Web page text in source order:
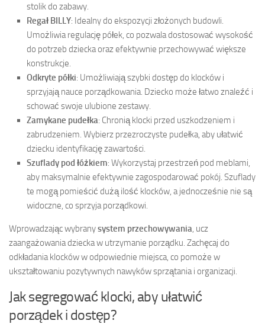
stolik do zabawy.
Regał BILLY: Idealny do ekspozycji złożonych budowli.
Umożliwia regulację półek, co pozwala dostosować wysokość
do potrzeb dziecka oraz efektywnie przechowywać większe
konstrukcje.
Odkryte półki: Umożliwiają szybki dostęp do klocków i
sprzyjają nauce porządkowania. Dziecko może łatwo znaleźć i
schować swoje ulubione zestawy.
Zamykane pudełka: Chronią klocki przed uszkodzeniem i
zabrudzeniem. Wybierz przezroczyste pudełka, aby ułatwić
dziecku identyfikację zawartości.
Szuflady pod łóżkiem: Wykorzystaj przestrzeń pod meblami,
aby maksymalnie efektywnie zagospodarować pokój. Szuflady
te mogą pomieścić dużą ilość klocków, a jednocześnie nie są
widoczne, co sprzyja porządkowi.
Wprowadzając wybranysystem przechowywania , ucz
zaangażowania dziecka w utrzymanie porządku. Zachęcaj do
odkładania klocków w odpowiednie miejsca, co pomoże w
ukształtowaniu pozytywnych nawyków sprzątania i organizacji.
Jak segregować klocki, aby ułatwić
porządek i dostęp?